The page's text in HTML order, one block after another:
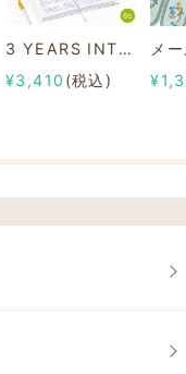
3 YEARS INTERVIEW DIARY
¥3,410 (税込)